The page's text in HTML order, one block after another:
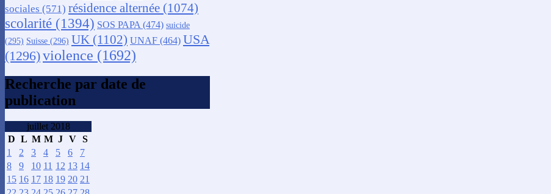
sociales (571) résidence alternée (1074)
scolarité (1394) SOS PAPA(474) suicide
(295) Suisse (296) UK (1102) UNAF (464) USA
(1296)violence (1692)
Recherche par date de
publication
juillet 2018
D L M M J V S
1
2 3 4 5 6
7
8
9 10 11 12 13 14
15 16 17 18 19 20 21